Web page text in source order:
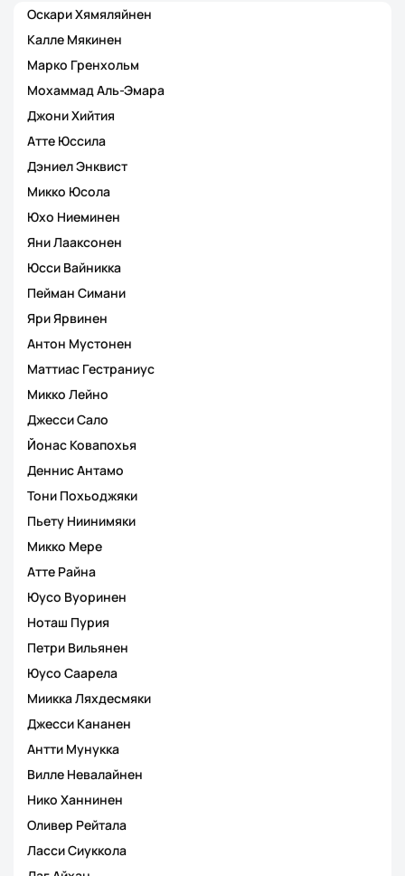
Оскари Хямяляйнен
Калле Мякинен
Марко Гренхольм
Мохаммад Аль-Эмара
Джони Хийтия
Атте Юссила
Дэниел Энквист
Микко Юсола
Юхо Ниеминен
Яни Лааксонен
Юсси Вайникка
Пейман Симани
Яри Ярвинен
Антон Мустонен
Маттиас Гестраниус
Микко Лейно
Джесси Сало
Йонас Ковапохья
Деннис Антамо
Тони Похьоджяки
Пьету Ниинимяки
Микко Мере
Атте Райна
Юусо Вуоринен
Ноташ Пурия
Петри Вильянен
Юусо Саарела
Миикка Ляхдесмяки
Джесси Кананен
Антти Мунукка
Вилле Невалайнен
Нико Ханнинен
Оливер Рейтала
Ласси Сиуккола